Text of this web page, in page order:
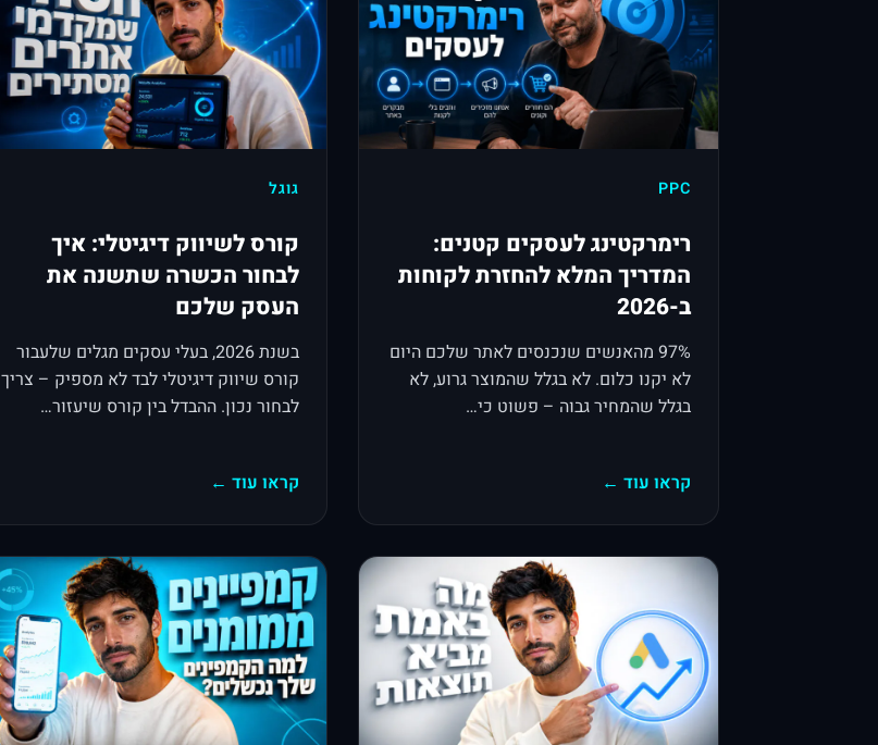
PPC
רימרקטינג לעסקים קטנים:
המדריך המלא להחזרת לקוחות
ב-2026
97% מהאנשים שנכנסים לאתר שלכם היום
לא יקנו כלום. לא בגלל שהמוצר גרוע, לא
בגלל שהמחיר גבוה – פשוט כי…
קראו עוד ←
גוגל
קורס לשיווק דיגיטלי: איך
לבחור הכשרה שתשנה את
העסק שלכם
בשנת 2026, בעלי עסקים מגלים שלעבור
קורס שיווק דיגיטלי לבד לא מספיק – צריך
לבחור נכון. ההבדל בין קורס שיעזור…
קראו עוד ←